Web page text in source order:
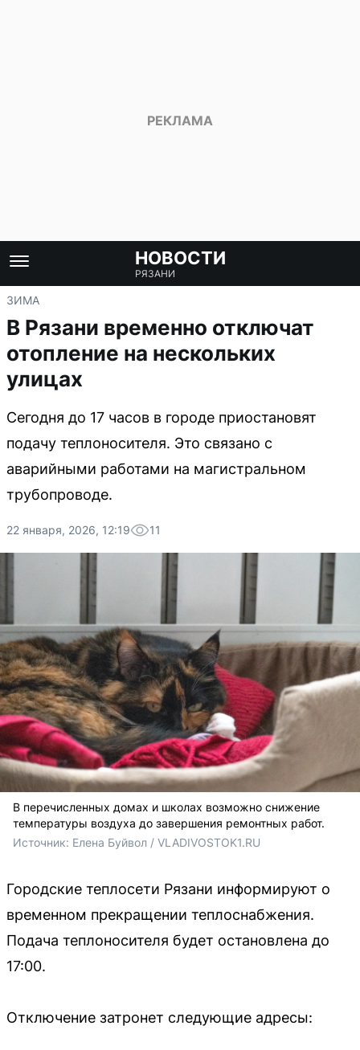
НОВОСТИ
РЯЗАНИ
ЗИМА
В Рязани временно отключат
отопление на нескольких
улицах
Сегодня до 17 часов в городе приостановят
подачу теплоносителя. Это связано с
аварийными работами на магистральном
трубопроводе.
22 января, 2026, 12:19 11
В перечисленных домах и школах возможно снижение
температуры воздуха до завершения ремонтных работ.
Источник: Елена Буйвол / VLADIVOSTOK1.RU
Городские теплосети Рязани информируют о
временном прекращении теплоснабжения.
Подача теплоносителя будет остановлена до
17:00.
Отключение затронет следующие адресы: